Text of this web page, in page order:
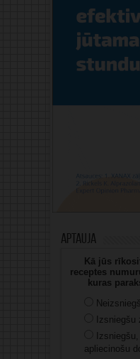
Aptauja
Kā jūs
receptes
kuras
Izsniegšu
apliecinošu